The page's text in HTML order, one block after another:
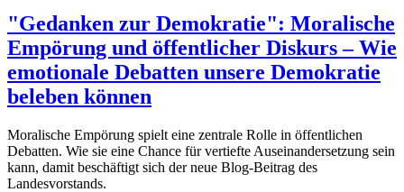
"Gedanken zur Demokratie": Moralische
Empörung und öffentlicher Diskurs – Wie
emotionale Debatten unsere Demokratie
beleben können
Moralische Empörung spielt eine zentrale Rolle in öffentlichen
Debatten. Wie sie eine Chance für vertiefte Auseinandersetzung sein
kann, damit beschäftigt sich der neue Blog-Beitrag des
Landesvorstands.